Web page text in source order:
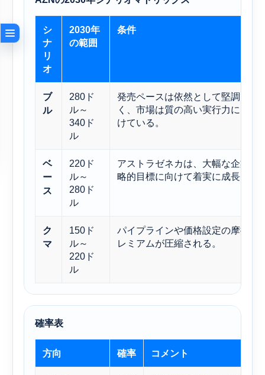
シ
ナ
リ
オ
2030年
の範囲
条件
ブ
ル
280ド
ル～
340ド
ル
発売ペースは依然として堅調で、
く、市場は質の高い実行力に引き
けている。
ベ
ー
ス
220ド
ル～
280ド
ル
アストラゼネカは、大幅な企業価
略的目標に向けて着実に成長を続
ク
マ
150ド
ル～
220ド
ル
パイプラインや価格設定の摩擦に
レミアムが圧縮される。
確率表
方向 確率 コメント